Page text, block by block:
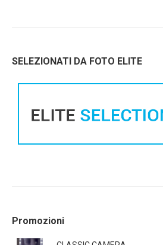
SELEZIONATI DA FOTO ELITE
Promozioni